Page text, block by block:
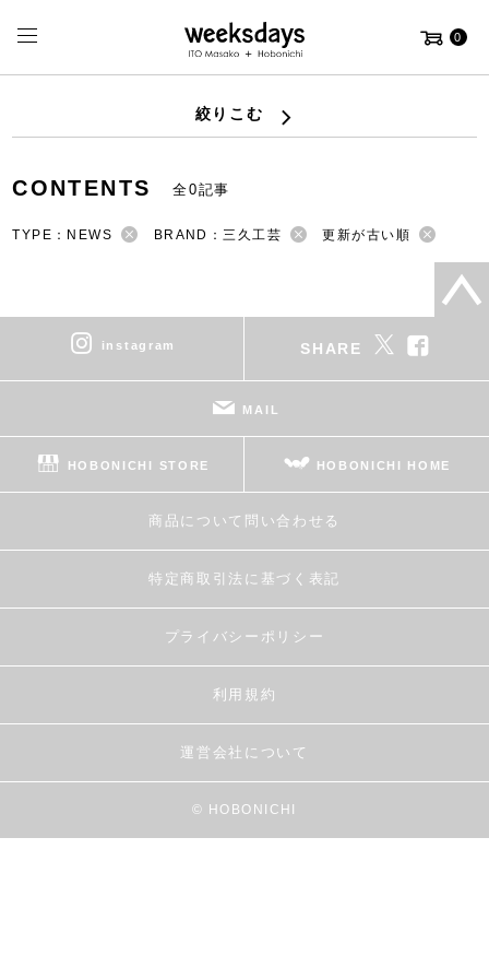
0
絞りこむ
CONTENTS 全0記事
TYPE：NEWS BRAND：三久工芸 更新が古い順
instagram SHARE
MAIL
HOBONICHI STORE HOBONICHI HOME
商品について問い合わせる
特定商取引法に基づく表記
プライバシーポリシー
利用規約
運営会社について
© HOBONICHI